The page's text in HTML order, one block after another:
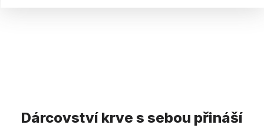
Dárcovství krve s sebou přináší